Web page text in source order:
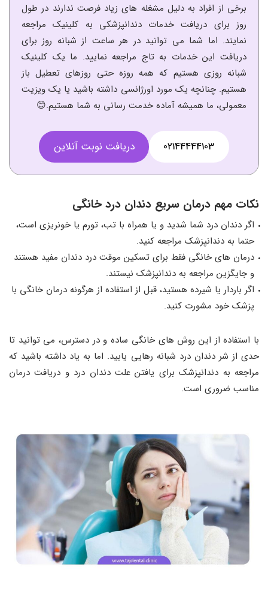
برخی از افراد به دلیل مشغله های زیاد فرصت ندارند در طول
روز برای دریافت خدمات دندانپزشکی به کلینیک مراجعه
نمایند. اما شما می توانید در هر ساعت از شبانه روز برای
دریافت این خدمات به تاج مراجعه نمایید. ما یک کلینیک
شبانه روزی هستیم که همه روزه حتی روزهای تعطیل باز
هستیم. چنانچه یک مورد اورژانسی داشته باشید یا یک ویزیت
معمولی، ما همیشه آماده خدمت رسانی به شما هستیم.😊
02144444103 دریافت نوبت آنلاین
نکات مهم درمان سریع دندان درد خانگی
اگر دندان درد شما شدید و یا همراه با تب، تورم یا خونریزی است،
حتما به دندانپزشک مراجعه کنید.
درمان‌ های خانگی فقط برای تسکین موقت درد دندان مفید هستند
و جایگزین مراجعه به دندانپزشک نیستند.
اگر باردار یا شیرده هستید، قبل از استفاده از هرگونه درمان خانگی با
پزشک خود مشورت کنید.
با استفاده از این روش ‌های خانگی ساده و در دسترس، می ‌توانید تا
حدی از شر دندان درد شبانه رهایی یابید. اما به یاد داشته باشید که
مراجعه به دندانپزشک برای یافتن علت دندان درد و دریافت درمان
مناسب ضروری است.